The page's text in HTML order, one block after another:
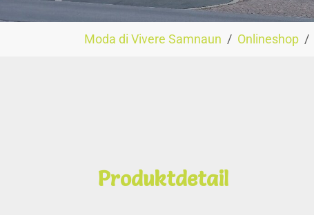
Moda di Vivere Samnaun Onlineshop
Produktdetail